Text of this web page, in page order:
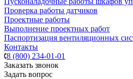
Проверка работы датчиков
Проектные работы
Выполнение проектных работ
Паспортизация вентиляционных
Контакты
8 (800) 234-01-01
Заказать звонок
Задать вопрос